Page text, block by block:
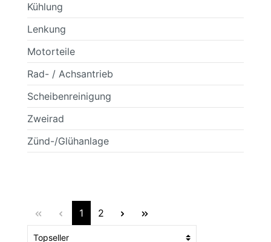
Kühlung
Lenkung
Motorteile
Rad- / Achsantrieb
Scheibenreinigung
Zweirad
Zünd-/Glühanlage
1 2